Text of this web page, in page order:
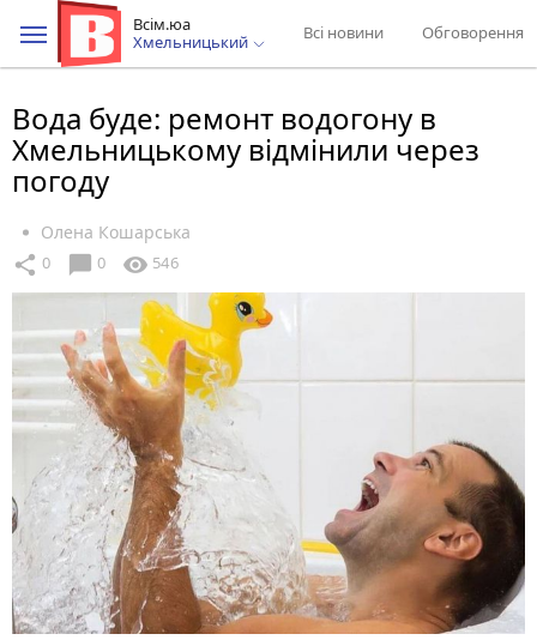
Всім.юа
Хмельницький
Всі новини Обговорення
Вода буде: ремонт водогону в
Хмельницькому відмінили через
погоду
Олена Кошарська
share 0 chat_bubble 0 visibility 546